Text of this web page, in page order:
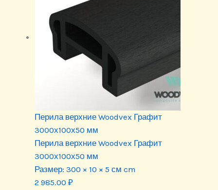
Перила верхние Woodvex Графит
3000х100х50 мм
Перила верхние Woodvex Графит
3000х100х50 мм
Размер: 300 × 10 × 5 см cm
2 985.00 ₽